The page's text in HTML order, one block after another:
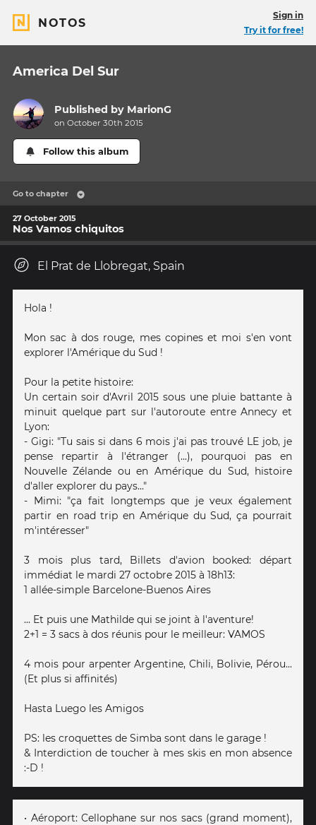
NOTOS
Sign in
Try it for free!
America Del Sur
Published by MarionG
on October 30th 2015
Follow this album
Go to chapter
27 October 2015
Nos Vamos chiquitos
El Prat de Llobregat, Spain
Hola !
Mon sac à dos rouge, mes copines et moi s'en vont
explorer l'Amérique du Sud !
Pour la petite histoire:
Un certain soir d'Avril 2015 sous une pluie battante à
minuit quelque part sur l'autoroute entre Annecy et
Lyon:
- Gigi: "Tu sais si dans 6 mois j'ai pas trouvé LE job, je
pense repartir à l'étranger (...), pourquoi pas en
Nouvelle Zélande ou en Amérique du Sud, histoire
d'aller explorer du pays..."
- Mimi: "ça fait longtemps que je veux également
partir en road trip en Amérique du Sud, ça pourrait
m'intéresser"
3 mois plus tard, Billets d'avion booked: départ
immédiat le mardi 27 octobre 2015 à 18h13:
1 allée-simple Barcelone-Buenos Aires
... Et puis une Mathilde qui se joint à l'aventure!
2+1 = 3 sacs à dos réunis pour le meilleur: VAMOS
4 mois pour arpenter Argentine, Chili, Bolivie, Pérou...
(Et plus si affinités)
Hasta Luego les Amigos
PS: les croquettes de Simba sont dans le garage !
& Interdiction de toucher à mes skis en mon absence
:-D !
• Aéroport: Cellophane sur nos sacs (grand moment),